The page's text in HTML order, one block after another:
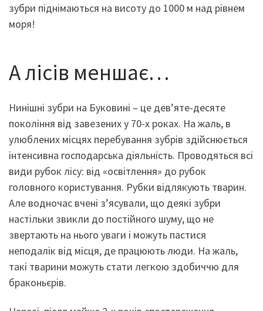
зубри піднімаються на висоту до 1000 м над рівнем
моря!
А лісів меншає…
Нинішні зубри на Буковині – це дев’яте-десяте
покоління від завезених у 70-х роках. На жаль, в
улюблених місцях перебування зубрів здійснюється
інтенсивна господарська діяльність. Проводяться всі
види рубок лісу: від «освітлення» до рубок
головного користування. Рубки відлякують тварин.
Але водночас вчені з’ясували, що деякі зубри
настільки звикли до постійного шуму, що не
звертають на нього уваги і можуть пастися
неподалік від місця, де працюють люди. На жаль,
такі тварини можуть стати легкою здобиччю для
браконьєрів.